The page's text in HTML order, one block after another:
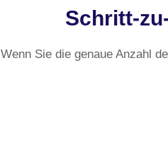
Schritt-
Wenn Sie die genaue Anzahl